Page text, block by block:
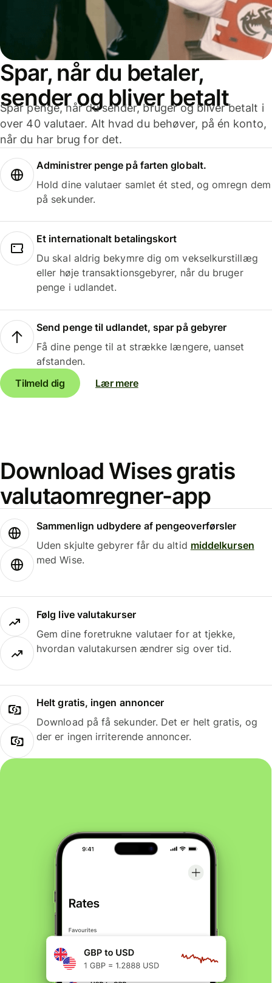
Spar, når du betaler,
sender og bliver betalt
Spar penge, når du sender, bruger og bliver betalt i
over 40 valutaer. Alt hvad du behøver, på én konto,
når du har brug for det.
Administrer penge på farten globalt.
Hold dine valutaer samlet ét sted, og omregn dem
på sekunder.
Et internationalt betalingskort
Du skal aldrig bekymre dig om vekselkurstillæg
eller høje transaktionsgebyrer, når du bruger
penge i udlandet.
Send penge til udlandet, spar på gebyrer
Få dine penge til at strække længere, uanset
afstanden.
Tilmeld dig
Lær mere
Download Wises gratis
valutaomregner-app
Sammenlign udbydere af pengeoverførsler
Uden skjulte gebyrer får du altid middelkursen
med Wise.
Følg live valutakurser
Gem dine foretrukne valutaer for at tjekke,
hvordan valutakursen ændrer sig over tid.
Helt gratis, ingen annoncer
Download på få sekunder. Det er helt gratis, og
der er ingen irriterende annoncer.